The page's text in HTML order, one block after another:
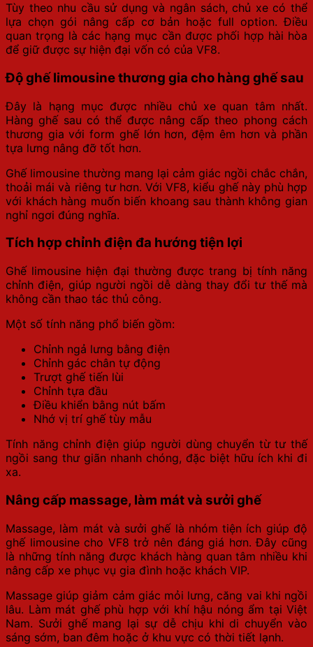
Tùy theo nhu cầu sử dụng và ngân sách, chủ xe có thể
lựa chọn gói nâng cấp cơ bản hoặc full option. Điều
quan trọng là các hạng mục cần được phối hợp hài hòa
để giữ được sự hiện đại vốn có của VF8.
Độ ghế limousine thương gia cho hàng ghế sau
Đây là hạng mục được nhiều chủ xe quan tâm nhất.
Hàng ghế sau có thể được nâng cấp theo phong cách
thương gia với form ghế lớn hơn, đệm êm hơn và phần
tựa lưng nâng đỡ tốt hơn.
Ghế limousine thường mang lại cảm giác ngồi chắc chắn,
thoải mái và riêng tư hơn. Với VF8, kiểu ghế này phù hợp
với khách hàng muốn biến khoang sau thành không gian
nghỉ ngơi đúng nghĩa.
Tích hợp chỉnh điện đa hướng tiện lợi
Ghế limousine hiện đại thường được trang bị tính năng
chỉnh điện, giúp người ngồi dễ dàng thay đổi tư thế mà
không cần thao tác thủ công.
Một số tính năng phổ biến gồm:
Chỉnh ngả lưng bằng điện
Chỉnh gác chân tự động
Trượt ghế tiến lùi
Chỉnh tựa đầu
Điều khiển bằng nút bấm
Nhớ vị trí ghế tùy mẫu
Tính năng chỉnh điện giúp người dùng chuyển từ tư thế
ngồi sang thư giãn nhanh chóng, đặc biệt hữu ích khi đi
xa.
Nâng cấp massage, làm mát và sưởi ghế
Massage, làm mát và sưởi ghế là nhóm tiện ích giúp độ
ghế limousine cho VF8 trở nên đáng giá hơn. Đây cũng
là những tính năng được khách hàng quan tâm nhiều khi
nâng cấp xe phục vụ gia đình hoặc khách VIP.
Massage giúp giảm cảm giác mỏi lưng, căng vai khi ngồi
lâu. Làm mát ghế phù hợp với khí hậu nóng ẩm tại Việt
Nam. Sưởi ghế mang lại sự dễ chịu khi di chuyển vào
sáng sớm, ban đêm hoặc ở khu vực có thời tiết lạnh.